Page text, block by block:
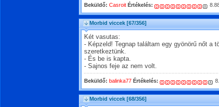
Beküldő: Casroit Értékelés:
Morbid viccek [67/356]
Két vasutas:
- Képzeld! Tegnap találtam egy gyönörű nőt a
szeretkeztünk.
- És be is kapta.
- Sajnos feje az nem volt.
Beküldő: balinka77 Értékelés:
Morbid viccek [68/356]